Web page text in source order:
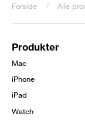
Forside Alle
Footer
menu
Produkter
Mac
iPhone
iPad
Watch